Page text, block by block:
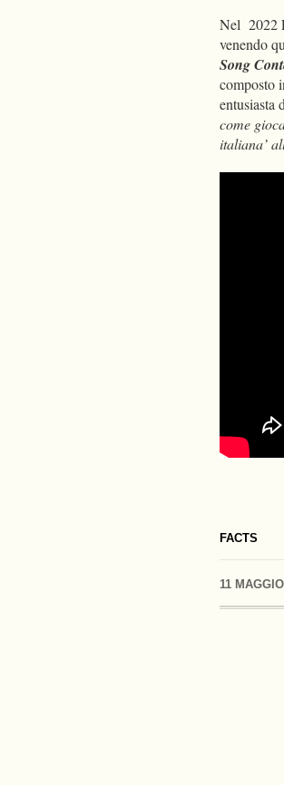
FACTS
11
Nel 2022
venendo
Song
composto
entusiasta
come
italiana’